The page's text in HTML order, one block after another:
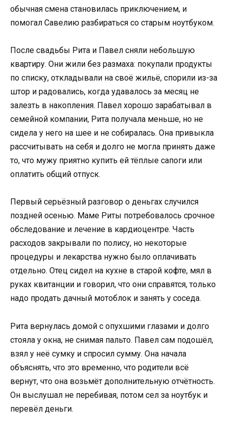
обычная смена становилась приключением, и
помогал Савелию разбираться со старым ноутбуком.
После свадьбы Рита и Павел сняли небольшую
квартиру. Они жили без размаха: покупали продукты
по списку, откладывали на своё жильё, спорили из-за
штор и радовались, когда удавалось за месяц не
залезть в накопления. Павел хорошо зарабатывал в
семейной компании, Рита получала меньше, но не
сидела у него на шее и не собиралась. Она привыкла
рассчитывать на себя и долго не могла принять даже
то, что мужу приятно купить ей тёплые сапоги или
оплатить общий отпуск.
Первый серьёзный разговор о деньгах случился
поздней осенью. Маме Риты потребовалось срочное
обследование и лечение в кардиоцентре. Часть
расходов закрывали по полису, но некоторые
процедуры и лекарства нужно было оплачивать
отдельно. Отец сидел на кухне в старой кофте, мял в
руках квитанции и говорил, что они справятся, только
надо продать дачный мотоблок и занять у соседа.
Рита вернулась домой с опухшими глазами и долго
стояла у окна, не снимая пальто. Павел сам подошёл,
взял у неё сумку и спросил сумму. Она начала
объяснять, что это временно, что родители всё
вернут, что она возьмёт дополнительную отчётность.
Он выслушал не перебивая, потом сел за ноутбук и
перевёл деньги.